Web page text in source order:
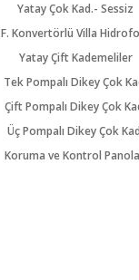
Yatay Çok Kad.- Sessiz
F. Konvertörlü Villa
Yatay Çift Kademeliler
Tek Pompalı Dikey Çok
Çift Pompalı Dikey Çok
Üç Pompalı Dikey Çok
Koruma ve Kontrol